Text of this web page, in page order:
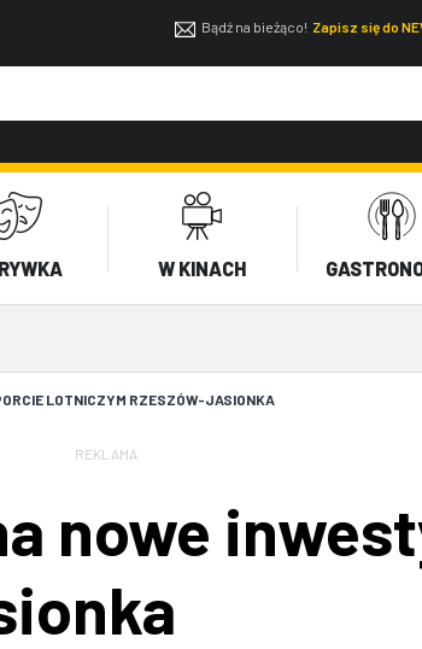
Bądź na bieżąco! Zapisz się do
W KINACH
LOTNICZYM RZESZÓW-JASIONKA
REKLAMA
nowe